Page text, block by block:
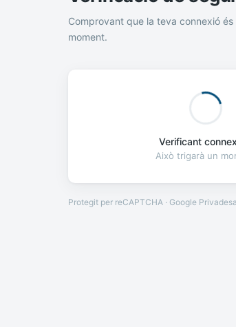
Comprovant que la teva connexió és
moment.
Verificant
Això trigarà un
Protegit per reCAPTCHA · Google Privadesa